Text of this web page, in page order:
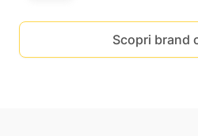
Scopri brand